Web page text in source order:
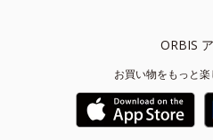
ORBIS
お買い物をもっと楽